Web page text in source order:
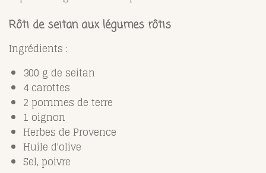
Rôti de seitan aux légumes rôtis
Ingrédients :
300 g de seitan
4 carottes
2 pommes de terre
1 oignon
Herbes de Provence
Huile d'olive
Sel, poivre